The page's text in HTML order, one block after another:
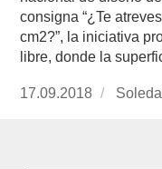
consigna “¿Te
cm2?”, la iniciativa
libre, donde la
Publicado
17.09.2018
https://